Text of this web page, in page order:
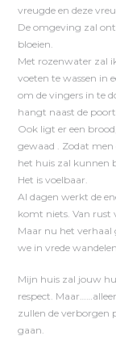
vreugde en deze
De omgeving zal
bloeien.
Met rozenwater zal
voeten te wassen in
om de vingers in te
hangt naast de
Ook ligt er een
gewaad . Zodat men
het huis zal kunnen
Het is voelbaar.
Al dagen werkt de
komt niets. Van rust
Maar nu het verhaal
we in vrede
Mijn huis zal jouw
respect.
zullen de verborgen
gaan.